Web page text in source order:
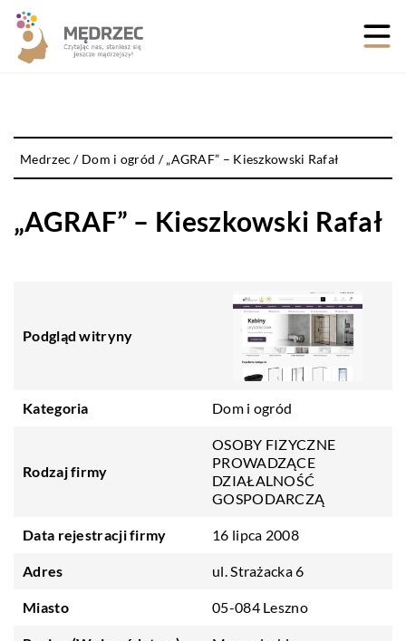
Medrzec / Dom i ogród /„AGRAF” – Kieszkowski Rafał
„AGRAF” – Kieszkowski Rafał
Podgląd witryny
Kategoria Dom i ogród
Rodzaj firmy
OSOBY FIZYCZNE
PROWADZĄCE
DZIAŁALNOŚĆ
GOSPODARCZĄ
Data rejestracji firmy 16 lipca 2008
Adres ul. Strażacka 6
Miasto 05-084 Leszno